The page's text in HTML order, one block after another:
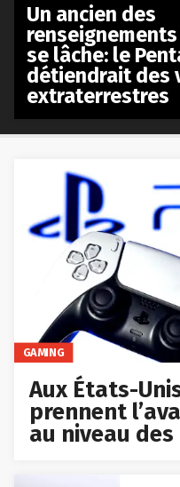
GAMING
Aux États-
prennent
au niveau
Un ancien des
se lâche: le
détiendrait des
extraterrestres